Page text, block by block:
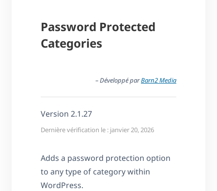
Password Protected
Categories
– Développé parBarn2 Media
Version 2.1.27
Dernière vérification le : janvier 20, 2026
Adds a password protection option
to any type of category within
WordPress.